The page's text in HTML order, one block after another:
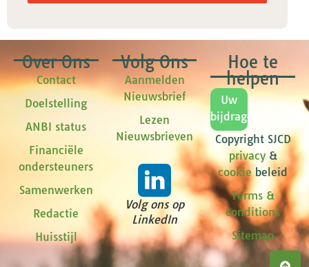
Over Ons
Contact
Doelstelling
ANBI status
Financiële
ondersteuners
Samenwerken
Redactie
Huisstijl
Volg Ons
Aanmelden
Nieuwsbrief
Lezen
Nieuwsbrieven
Volg ons op
LinkedIn
Hoe te
helpen
Uw
bijdrage
Copyright SJCD
privacy&
cookiebeleid
Terms &
conditions
Sitemap